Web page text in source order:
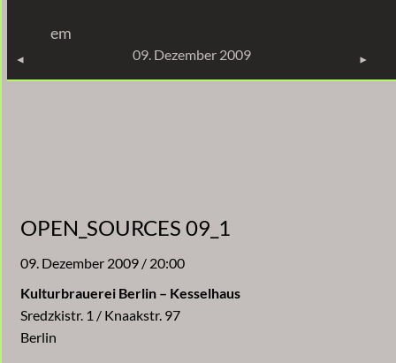
springen
em
09. Dezember 2009
OPEN_SOURCES 09_1
09. Dezember 2009 / 20:00
Kulturbrauerei Berlin – Kesselhaus
Sredzkistr. 1 / Knaakstr. 97
Berlin